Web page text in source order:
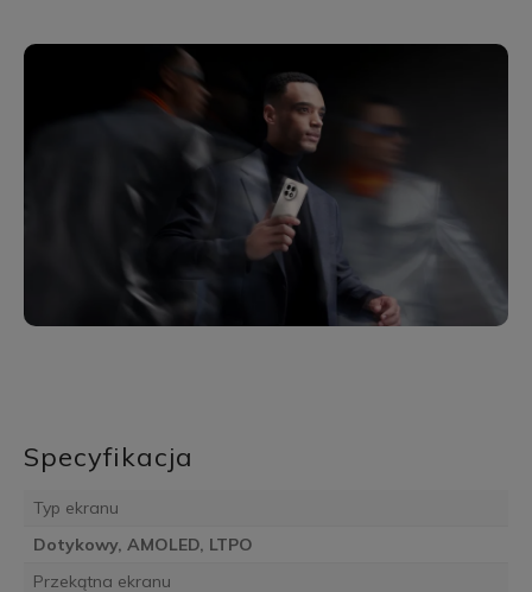
Specyfikacja
Typ ekranu
Dotykowy, AMOLED, LTPO
Przekątna ekranu